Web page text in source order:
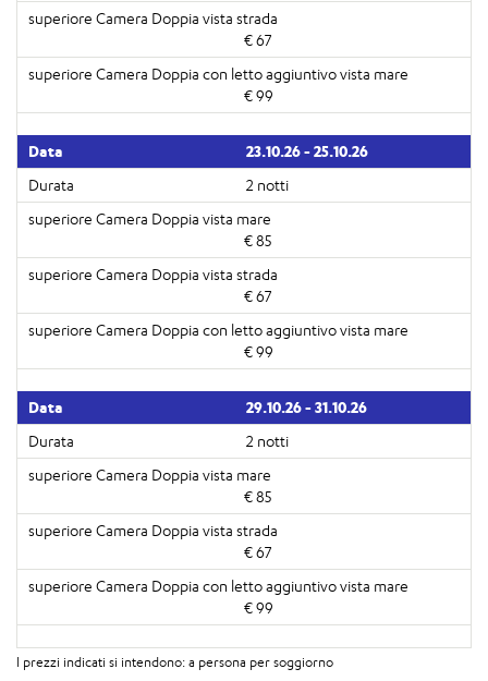
€ 67
€ 99
23.10.26 - 25.10.26
2 notti
€ 85
€ 67
€ 99
29.10.26 - 31.10.26
2 notti
€ 85
€ 67
€ 99
I prezzi indicati si intendono: a persona per soggiorno